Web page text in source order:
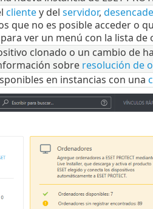
clientey del servidor,
que no es posible acceder o
ver un menú con la lista de
clonado o un cambio de
sobre resolución de
en instancias con una